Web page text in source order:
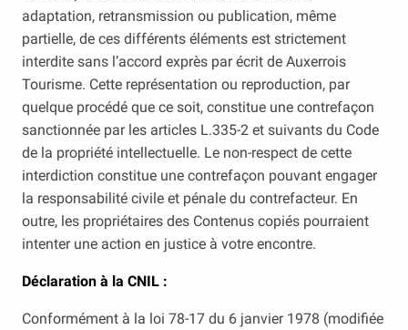
adaptation, retransmission ou publication, même
partielle, de ces différents éléments est strictement
interdite sans l’accord exprès par écrit de Auxerrois
Tourisme. Cette représentation ou reproduction, par
quelque procédé que ce soit, constitue une contrefaçon
sanctionnée par les articles L.335-2 et suivants du Code
de la propriété intellectuelle. Le non-respect de cette
interdiction constitue une contrefaçon pouvant engager
la responsabilité civile et pénale du contrefacteur. En
outre, les propriétaires des Contenus copiés pourraient
intenter une action en justice à votre encontre.
Déclaration à la CNIL :
Conformément à la loi 78-17 du 6 janvier 1978 (modifiée